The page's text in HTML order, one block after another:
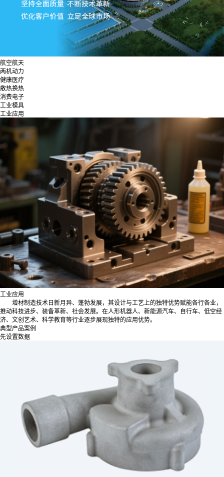
航空航天
两机动力
健康医疗
散热换热
消费电子
工业模具
工业应用
工业应用
增材制造技术日新月异、蓬勃发展，其设计与工艺上的独特优势赋能各行各业，
推动科技进步、装备革新、社会发展。在人形机器人、新能源汽车、自行车、低空经
济、文创艺术、科学教育等行业逐步展现独特的应用优势。
典型产品案例
先设置数据